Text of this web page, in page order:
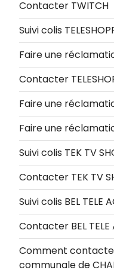
Contacter TWITCH
Suivi colis
Faire une
Contacter
Faire une
Faire une
Suivi colis TEK TV
Contacter TEK TV
Suivi colis BEL TELE
Contacter BEL TELE
Comment
communale de